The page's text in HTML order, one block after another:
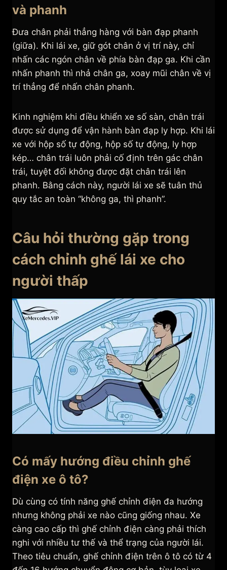
và phanh
Đưa chân phải thẳng hàng với bàn đạp phanh
(giữa). Khi lái xe, giữ gót chân ở vị trí này, chỉ
nhấn các ngón chân về phía bàn đạp ga. Khi cần
nhấn phanh thì nhả chân ga, xoay mũi chân về vị
trí thẳng để nhấn chân phanh.
Kinh nghiệm khi điều khiển xe số sàn, chân trái
được sử dụng để vận hành bàn đạp ly hợp. Khi lái
xe với hộp số tự động, hộp số tự động, ly hợp
kép… chân trái luôn phải cố định trên gác chân
trái, tuyệt đối không được đặt chân trái lên
phanh. Bằng cách này, người lái xe sẽ tuân thủ
quy tắc an toàn “không ga, thì phanh”.
Câu hỏi thường gặp trong
cách chỉnh ghế lái xe cho
người thấp
Có mấy hướng điều chỉnh ghế
điện xe ô tô?
Dù cùng có tính năng ghế chỉnh điện đa hướng
nhưng không phải xe nào cũng giống nhau. Xe
càng cao cấp thì ghế chỉnh điện càng phải thích
nghi với nhiều tư thế và thể trạng của người lái.
Theo tiêu chuẩn, ghế chỉnh điện trên ô tô có từ 4